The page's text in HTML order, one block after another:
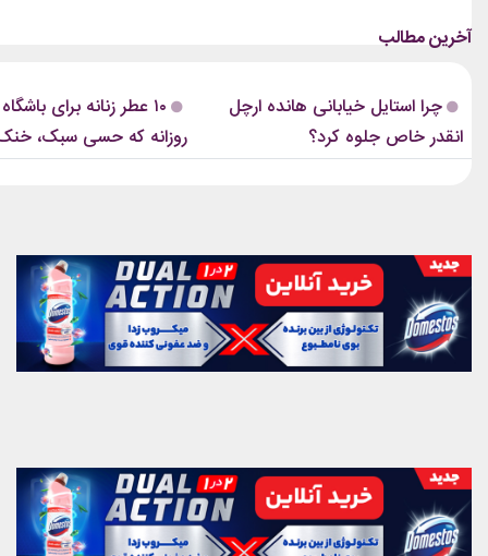
چهره‌هایی تأثیرگذار در دنیای مد نیز تبدیل
موزیک‌ویدئوها و مراسم‌های مهم جهانی،...
استایل نوید محمدزاده...
چرا استایل خیابانی هانده ارچل
انقدر خاص جلوه کرد؟
۱۰ عطر زنانه برای
روزانه که حسی سبک،
دارند